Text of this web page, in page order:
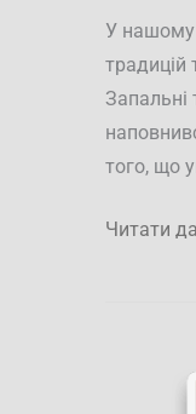
У нашому
традицій
Запальні
того, що
Читати